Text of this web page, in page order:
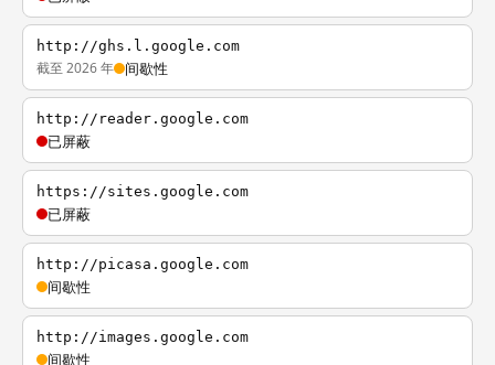
http://ghs.l.google.com
截至 2026 年 间歇性
http://reader.google.com
已屏蔽
https://sites.google.com
已屏蔽
http://picasa.google.com
间歇性
http://images.google.com
间歇性